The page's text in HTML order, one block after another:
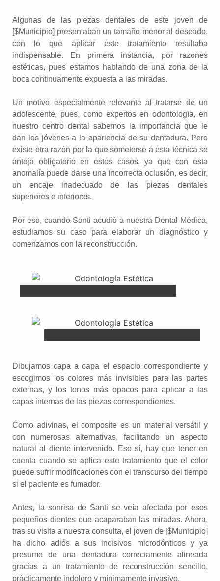
Algunas de las piezas dentales de este joven de
[$Municipio] presentaban un tamaño menor al deseado,
con lo que aplicar este tratamiento resultaba
indispensable. En primera instancia, por razones
estéticas, pues estamos hablando de una zona de la
boca continuamente expuesta a las miradas.
Un motivo especialmente relevante al tratarse de un
adolescente, pues, como expertos en odontología, en
nuestro centro dental sabemos la importancia que le
dan los jóvenes a la apariencia de su dentadura. Pero
existe otra razón por la que someterse a esta técnica se
antoja obligatorio en estos casos, ya que con esta
anomalía puede darse una incorrecta oclusión, es decir,
un encaje inadecuado de las piezas dentales
superiores e inferiores.
Por eso, cuando Santi acudió a nuestra Dental Médica,
estudiamos su caso para elaborar un diagnóstico y
comenzamos con la reconstrucción.
Dibujamos capa a capa el espacio correspondiente y
escogimos los colores más invisibles para las partes
externas, y los tonos más opacos para aplicar a las
capas internas de las piezas correspondientes.
Como adivinas, el composite es un material versátil y
con numerosas alternativas, facilitando un aspecto
natural al diente intervenido. Eso sí, hay que tener en
cuenta cuando se aplica este tratamiento que el color
puede sufrir modificaciones con el transcurso del tiempo
si el paciente es fumador.
Antes, la sonrisa de Santi se veía afectada por esos
pequeños dientes que acaparaban las miradas. Ahora,
tras su visita a nuestra consulta, el joven de [$Municipio]
ha dicho adiós a sus incisivos microdónticos y ya
presume de una dentadura correctamente alineada
gracias a un tratamiento de reconstrucción sencillo,
prácticamente indoloro y mínimamente invasivo.